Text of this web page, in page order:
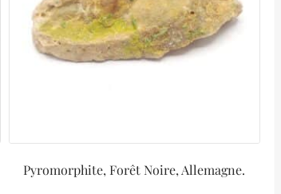
Pyromorphite, Forêt Noire, Allemagne.